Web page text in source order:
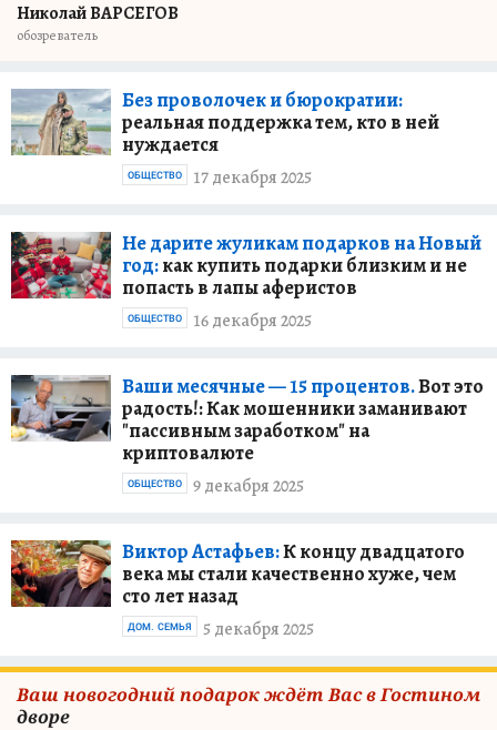
Николай ВАРСЕГОВ
обозреватель
Без проволочек и бюрократии:
реальная поддержка тем, кто в ней
нуждается
17 декабря 2025
ОБЩЕСТВО
Не дарите жуликам подарков на Новый
год:как купить подарки близким и не
попасть в лапы аферистов
16 декабря 2025
ОБЩЕСТВО
Ваши месячные — 15 процентов.Вот это
радость!: Как мошенники заманивают
"пассивным заработком" на
криптовалюте
9 декабря 2025
ОБЩЕСТВО
Виктор Астафьев:К концу двадцатого
века мы стали качественно хуже, чем
сто лет назад
5 декабря 2025
ДОМ. СЕМЬЯ
Ваш новогодний подарок ждёт Вас в Гостином
дворе